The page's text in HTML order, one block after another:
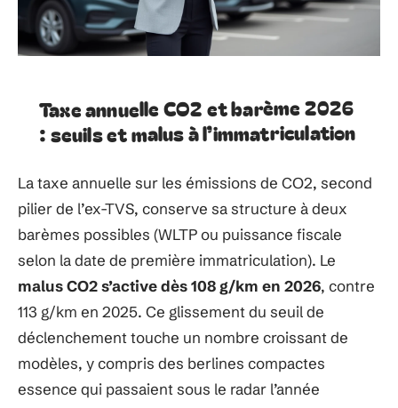
Taxe annuelle CO2 et barème 2026
: seuils et malus à l’immatriculation
La taxe annuelle sur les émissions de CO2, second
pilier de l’ex-TVS, conserve sa structure à deux
barèmes possibles (WLTP ou puissance fiscale
selon la date de première immatriculation). Le
malus CO2 s’active dès 108 g/km en 2026, contre
113 g/km en 2025. Ce glissement du seuil de
déclenchement touche un nombre croissant de
modèles, y compris des berlines compactes
essence qui passaient sous le radar l’année